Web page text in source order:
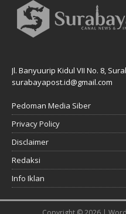
Jl. Banyuurip Kidul VII No. 8,
surabayapost.id@gmail.com
Pedoman Media Siber
Privacy Policy
Disclaimer
Redaksi
Info Iklan